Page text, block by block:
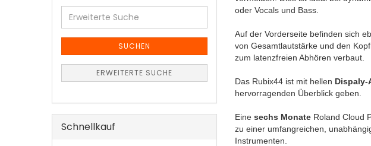
oder Vocals und Bass.
Auf der Vorderseite befinden sich
von Gesamtlautstärke und den
zum latenzfreien Abhören verbaut.
Das Rubix44 ist mit hellen Dispaly-
hervorragenden Überblick geben.
Eine sechs Monate Roland Cloud
zu einer umfangreichen,
Instrumenten.
Erweiterte
Suche
SUCHEN
ERWEITERTE SUCHE
Schnellkauf